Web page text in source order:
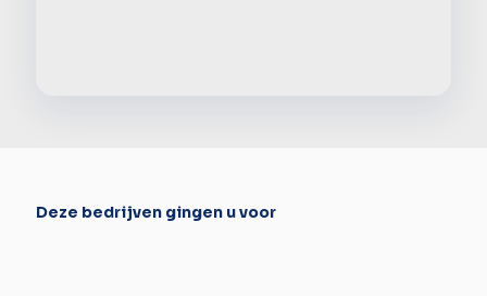
Deze bedrijven gingen u voor